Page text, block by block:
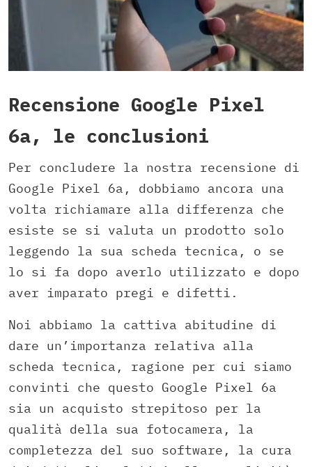
Recensione Google Pixel
6a, le conclusioni
Per concludere la nostra recensione di
Google Pixel 6a, dobbiamo ancora una
volta richiamare alla differenza che
esiste se si valuta un prodotto solo
leggendo la sua scheda tecnica, o se
lo si fa dopo averlo utilizzato e dopo
aver imparato pregi e difetti.
Noi abbiamo la cattiva abitudine di
dare un’importanza relativa alla
scheda tecnica, ragione per cui siamo
convinti che questo Google Pixel 6a
sia un acquisto strepitoso per la
qualità della sua fotocamera, la
completezza del suo software, la cura